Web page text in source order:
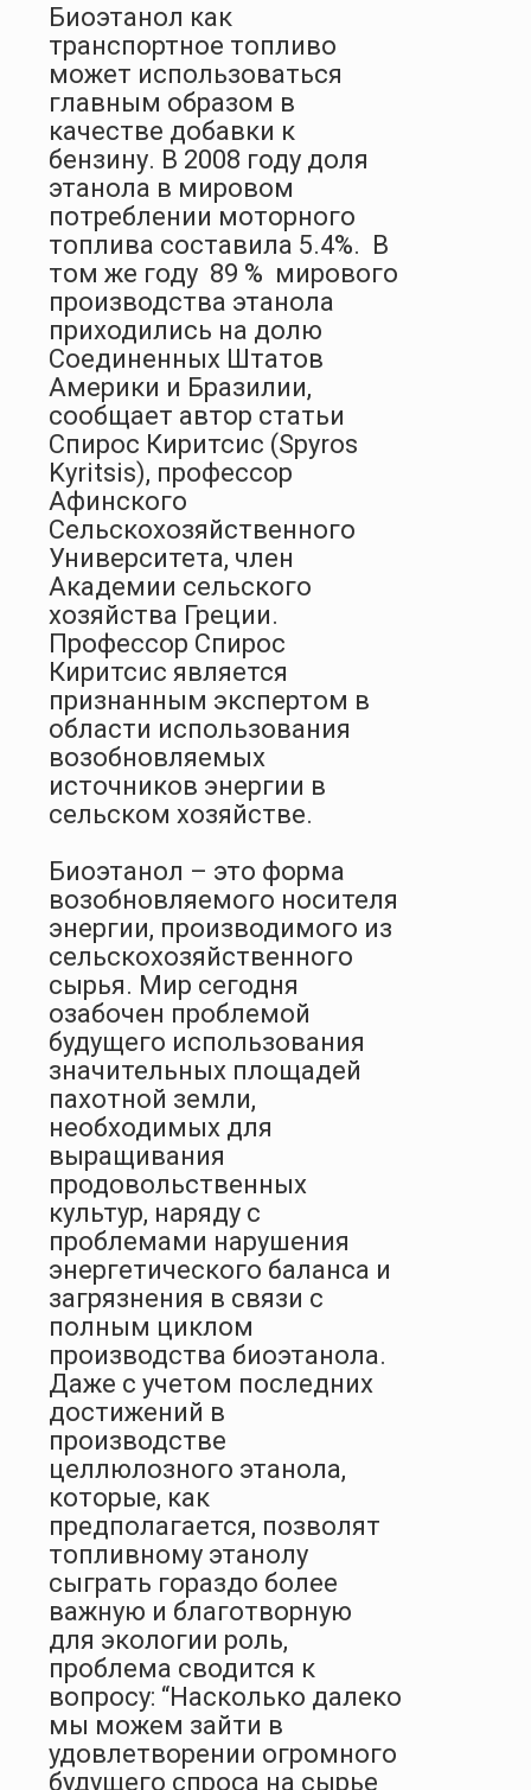
Биоэтанол как
транспортное топливо
может использоваться
главным образом в
качестве добавки к
бензину. В 2008 году доля
этанола в мировом
потреблении моторного
топлива составила 5.4%. В
том же году 89 % мирового
производства этанола
приходились на долю
Соединенных Штатов
Америки и Бразилии,
сообщает автор статьи
Спирос Киритсис (Spyros
Kyritsis), профессор
Афинского
Сельскохозяйственного
Университета, член
Академии сельского
хозяйства Греции.
Профессор Спирос
Киритсис является
признанным экспертом в
области использования
возобновляемых
источников энергии в
сельском хозяйстве.
Биоэтанол – это форма
возобновляемого носителя
энергии, производимого из
сельскохозяйственного
сырья. Мир сегодня
озабочен проблемой
будущего использования
значительных площадей
пахотной земли,
необходимых для
выращивания
продовольственных
культур, наряду с
проблемами нарушения
энергетического баланса и
загрязнения в связи с
полным циклом
производства биоэтанола.
Даже с учетом последних
достижений в
производстве
целлюлозного этанола,
которые, как
предполагается, позволят
топливному этанолу
сыграть гораздо более
важную и благотворную
для экологии роль,
проблема сводится к
вопросу: “Насколько далеко
мы можем зайти в
удовлетворении огромного
будущего спроса на сырье